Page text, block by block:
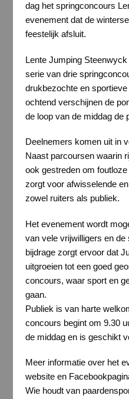
dag het springconcours
evenement dat de
feestelijk afsluit.
Lente Jumping
serie van drie
drukbezochte en
ochtend verschijnen de
de loop van de middag de
Deelnemers komen uit in
Naast parcoursen waarin
ook gestreden om
zorgt voor afwisselende
zowel ruiters als publiek.
Het evenement wordt
van vele vrijwilligers en
bijdrage zorgt ervoor dat
uitgroeien tot een goed
concours, waar sport en
gaan.
Publiek is van harte
concours begint om 9.30
de middag en is geschikt
Meer informatie over het
website en
Wie houdt van